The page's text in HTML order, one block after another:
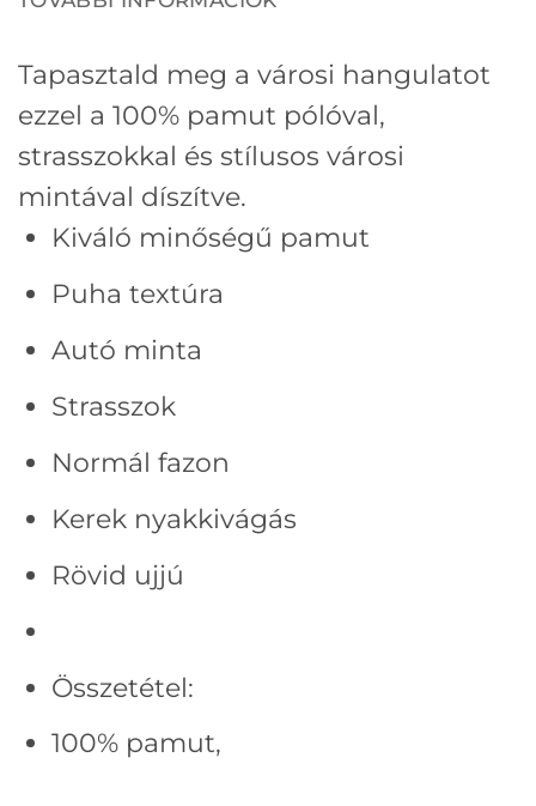
Tapasztald meg a városi hangulatot
ezzel a 100% pamut pólóval,
strasszokkal és stílusos városi
mintával díszítve.
Kiváló minőségű pamut
Puha textúra
Autó minta
Strasszok
Normál fazon
Kerek nyakkivágás
Rövid ujjú
Összetétel:
100% pamut,